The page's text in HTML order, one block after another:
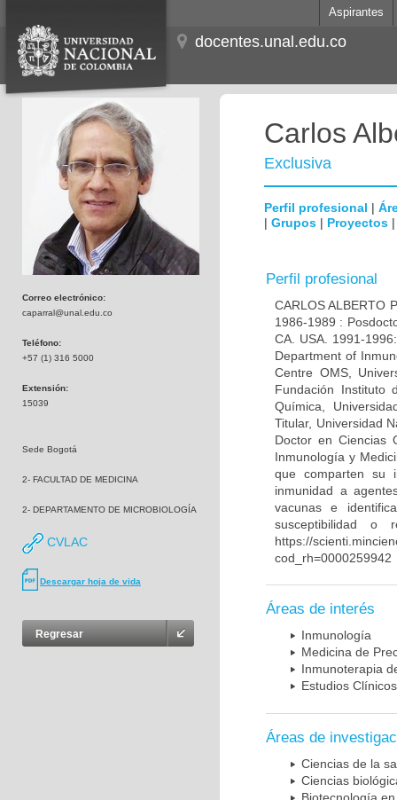
Aspirantes
docentes.unal.edu.co
Correo electrónico:
caparral@unal.edu.co
Teléfono:
+57 (1) 316 5000
Extensión:
15039
Sede Bogotá
2- FACULTAD DE MEDICINA
2- DEPARTAMENTO DE MICROBIOLOGÍA
CVLAC
Descargar hoja de vida
Regresar
Carlos
Exclusiva
Perfil profesional |
| Grupos | Proyectos
Perfil profesional
CARLOS ALBERTO
1986-1989 :
CA. USA. 1991-
Department of
Centre OMS,
Fundación Instituto
Química,
Titular, Universidad
Doctor en Ciencias
Inmunología y
que comparten su
inmunidad a
vacunas e
susceptibilidad o
https://
cod_rh=0000259942
Áreas de interés
Inmunología
Medicina de
Inmunoterapia
Estudios Clínicos
Áreas de
Ciencias de la
Ciencias
Biotecnología